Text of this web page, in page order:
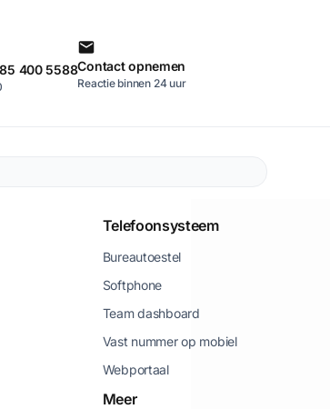
400 5588Contact opnemen
Reactie binnen 24 uur
Telefoonsysteem
Bureautoestel
Softphone
Team dashboard
Vast nummer op mobiel
Webportaal
Meer